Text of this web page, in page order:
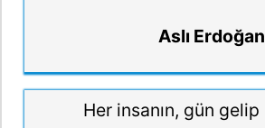
Aslı Erdoğan
Her insanın, gün